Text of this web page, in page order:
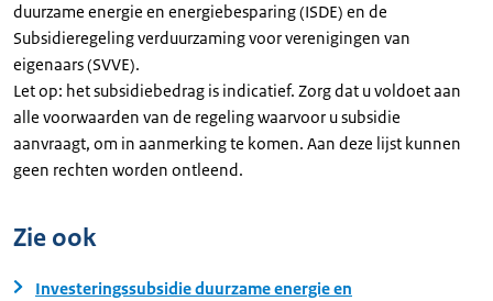
duurzame energie en energiebesparing (ISDE) en de
Subsidieregeling verduurzaming voor verenigingen van
eigenaars (SVVE).
Let op: het subsidiebedrag is indicatief. Zorg dat u voldoet aan
alle voorwaarden van de regeling waarvoor u subsidie
aanvraagt, om in aanmerking te komen. Aan deze lijst kunnen
geen rechten worden ontleend.
Zie ook
Investeringssubsidie duurzame energie en